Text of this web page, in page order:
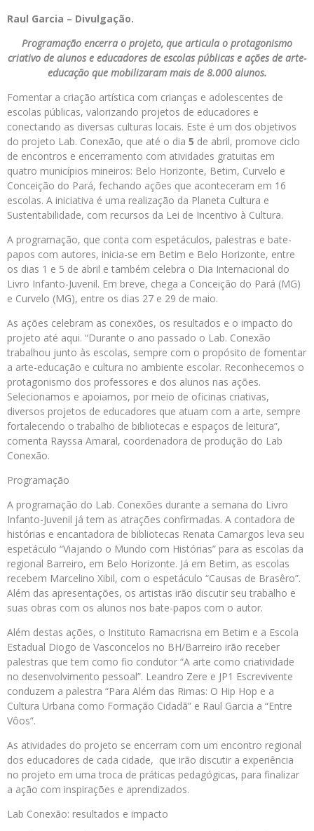
Raul Garcia – Divulgação.
Programação encerra o projeto, que articula o protagonismo
criativo de alunos e educadores de escolas públicas e ações de arte-
educação que mobilizaram mais de 8.000 alunos.
Fomentar a criação artística com crianças e adolescentes de
escolas públicas, valorizando projetos de educadores e
conectando as diversas culturas locais. Este é um dos objetivos
do projeto Lab. Conexão, que até o dia 5 de abril, promove ciclo
de encontros e encerramento com atividades gratuitas em
quatro municípios mineiros: Belo Horizonte, Betim, Curvelo e
Conceição do Pará, fechando ações que aconteceram em 16
escolas. A iniciativa é uma realização da Planeta Cultura e
Sustentabilidade, com recursos da Lei de Incentivo à Cultura.
A programação, que conta com espetáculos, palestras e bate-
papos com autores, inicia-se em Betim e Belo Horizonte, entre
os dias 1 e 5 de abril e também celebra o Dia Internacional do
Livro Infanto-Juvenil. Em breve, chega a Conceição do Pará (MG)
e Curvelo (MG), entre os dias 27 e 29 de maio.
As ações celebram as conexões, os resultados e o impacto do
projeto até aqui. “Durante o ano passado o Lab. Conexão
trabalhou junto às escolas, sempre com o propósito de fomentar
a arte-educação e cultura no ambiente escolar. Reconhecemos o
protagonismo dos professores e dos alunos nas ações.
Selecionamos e apoiamos, por meio de oficinas criativas,
diversos projetos de educadores que atuam com a arte, sempre
fortalecendo o trabalho de bibliotecas e espaços de leitura”,
comenta Rayssa Amaral, coordenadora de produção do Lab
Conexão.
Programação
A programação do Lab. Conexões durante a semana do Livro
Infanto-Juvenil já tem as atrações confirmadas. A contadora de
histórias e encantadora de bibliotecas Renata Camargos leva seu
espetáculo “Viajando o Mundo com Histórias” para as escolas da
regional Barreiro, em Belo Horizonte. Já em Betim, as escolas
recebem Marcelino Xibil, com o espetáculo “Causas de Brasêro”.
Além das apresentações, os artistas irão discutir seu trabalho e
suas obras com os alunos nos bate-papos com o autor.
Além destas ações, o Instituto Ramacrisna em Betim e a Escola
Estadual Diogo de Vasconcelos no BH/Barreiro irão receber
palestras que tem como fio condutor “A arte como criatividade
no desenvolvimento pessoal”. Leandro Zere e JP1 Escrevivente
conduzem a palestra “Para Além das Rimas: O Hip Hop e a
Cultura Urbana como Formação Cidadã” e Raul Garcia a “Entre
Vôos”.
As atividades do projeto se encerram com um encontro regional
dos educadores de cada cidade, que irão discutir a experiência
no projeto em uma troca de práticas pedagógicas, para finalizar
a ação com inspirações e aprendizados.
Lab Conexão: resultados e impacto